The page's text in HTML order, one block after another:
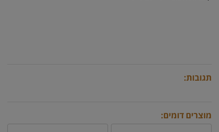
תגובות:
מוצרים דומים: